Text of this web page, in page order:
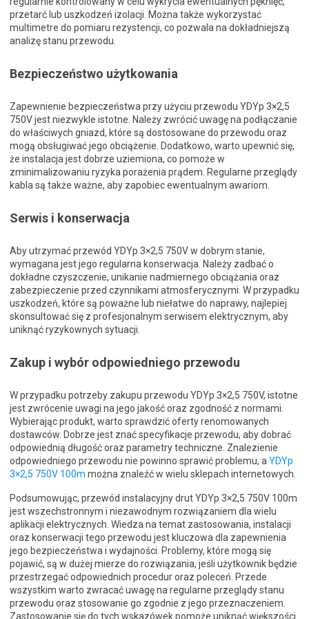
przetarć lub uszkodzeń izolacji. Można także wykorzystać
multimetre do pomiaru rezystencji, co pozwala na dokładniejszą
analizę stanu przewodu.
Bezpieczeństwo użytkowania
Zapewnienie bezpieczeństwa przy użyciu przewodu YDYp 3×2,5
750V jest niezwykle istotne. Należy zwrócić uwagę na podłączanie
do właściwych gniazd, które są dostosowane do przewodu oraz
mogą obsługiwać jego obciążenie. Dodatkowo, warto upewnić się,
że instalacja jest dobrze uziemiona, co pomoże w
zminimalizowaniu ryzyka porażenia prądem. Regularne przeglądy
kabla są także ważne, aby zapobiec ewentualnym awariom.
Serwis i konserwacja
Aby utrzymać przewód YDYp 3×2,5 750V w dobrym stanie,
wymagana jest jego regularna konserwacja. Należy zadbać o
dokładne czyszczenie, unikanie nadmiernego obciążania oraz
zabezpieczenie przed czynnikami atmosferycznymi. W przypadku
uszkodzeń, które są poważne lub niełatwe do naprawy, najlepiej
skonsultować się z profesjonalnym serwisem elektrycznym, aby
uniknąć ryzykownych sytuacji.
Zakup i wybór odpowiedniego przewodu
W przypadku potrzeby zakupu przewodu YDYp 3×2,5 750V, istotne
jest zwrócenie uwagi na jego jakość oraz zgodność z normami.
Wybierając produkt, warto sprawdzić oferty renomowanych
dostawców. Dobrze jest znać specyfikacje przewodu, aby dobrać
odpowiednią długość oraz parametry techniczne. Znalezienie
odpowiedniego przewodu nie powinno sprawić problemu, a YDYp
3×2,5 750V 100m można znaleźć w wielu sklepach internetowych.
Podsumowując, przewód instalacyjny drut YDYp 3×2,5 750V 100m
jest wszechstronnym i niezawodnym rozwiązaniem dla wielu
aplikacji elektrycznych. Wiedza na temat zastosowania, instalacji
oraz konserwacji tego przewodu jest kluczowa dla zapewnienia
jego bezpieczeństwa i wydajności. Problemy, które mogą się
pojawić, są w dużej mierze do rozwiązania, jeśli użytkownik będzie
przestrzegać odpowiednich procedur oraz poleceń. Przede
wszystkim warto zwracać uwagę na regularne przeglądy stanu
przewodu oraz stosowanie go zgodnie z jego przeznaczeniem.
Zastosowanie się do tych wskazówek pomoże uniknąć większości